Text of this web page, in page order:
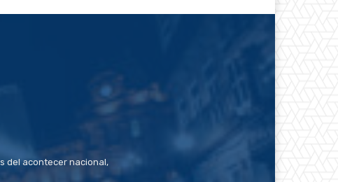
del acontecer nacional,